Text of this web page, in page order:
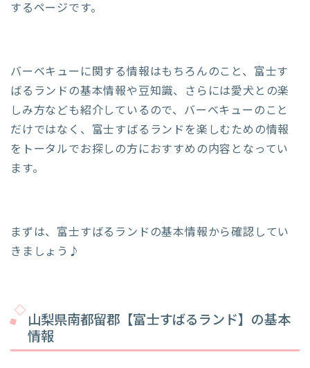
するページです。
バーベキューに関する情報はもちろんのこと、富士す
ばるランドの基本情報や豆知識、さらには愛犬との楽
しみ方なども紹介しているので、バーベキューのこと
だけではなく、富士すばるランドを楽しむための情報
をトータルでお探しの方におすすめの内容となってい
ます。
まずは、富士すばるランドの基本情報から確認してい
きましょう♪
山梨県南都留郡【富士すばるランド】の基本
情報